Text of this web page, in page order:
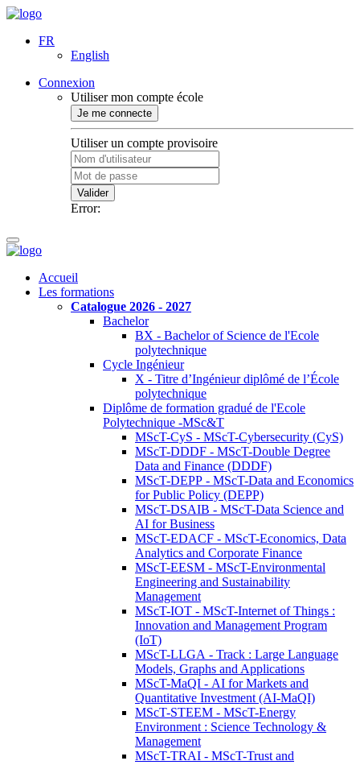
FR
English
Connexion
Utiliser mon compte école
Je me connecte
Utiliser un compte provisoire
Valider
Error:
Accueil
Les formations
Catalogue 2026 - 2027
Bachelor
BX - Bachelor of Science de l'Ecole
polytechnique
Cycle Ingénieur
X - Titre d’Ingénieur diplômé de l’École
polytechnique
Diplôme de formation gradué de l'Ecole
Polytechnique -MSc&T
MScT-CyS - MScT-Cybersecurity (CyS)
MScT-DDDF - MScT-Double Degree
Data and Finance (DDDF)
MScT-DEPP - MScT-Data and Economics
for Public Policy (DEPP)
MScT-DSAIB - MScT-Data Science and
AI for Business
MScT-EDACF - MScT-Economics, Data
Analytics and Corporate Finance
MScT-EESM - MScT-Environmental
Engineering and Sustainability
Management
MScT-IOT - MScT-Internet of Things :
Innovation and Management Program
(IoT)
MScT-LLGA - Track : Large Language
Models, Graphs and Applications
MScT-MaQI - AI for Markets and
Quantitative Investment (AI-MaQI)
MScT-STEEM - MScT-Energy
Environment : Science Technology &
Management
MScT-TRAI - MScT-Trust and